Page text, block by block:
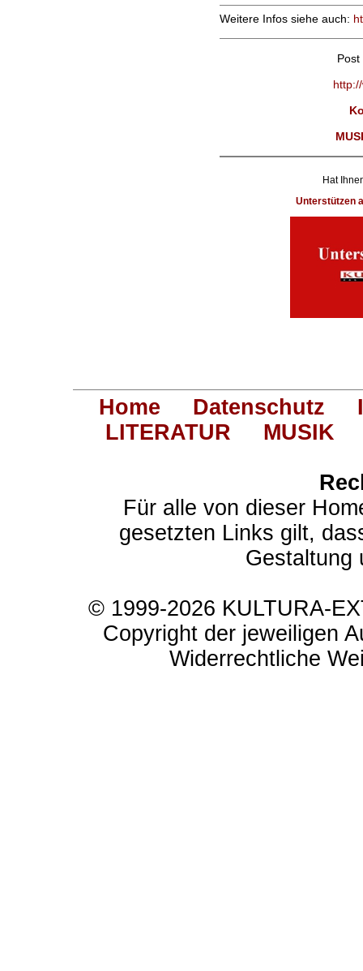
Weitere Infos siehe auch:
Hat
Unterstützen
Home Datenschutz
LITERATUR
MUSIK
Für alle von dieser
gesetzten Links gilt,
Gestaltung
© 1999-2026 KULTURA-
Copyright der jeweiligen
Widerrechtliche